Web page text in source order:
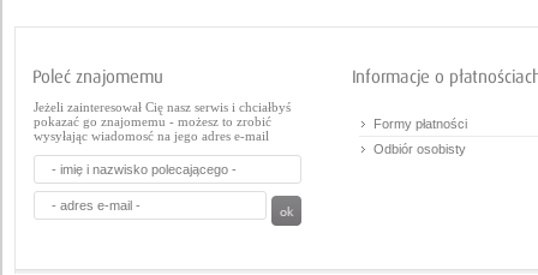
Jeżeli zainteresował Cię nasz serwis i chciałbyś
pokazać go znajomemu - możesz to zrobić
wysyłając wiadomosć na jego adres e-mail
Formy płatności
Odbiór osobisty